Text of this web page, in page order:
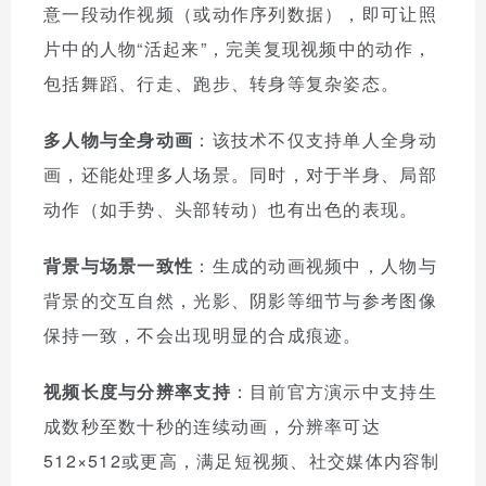
意一段动作视频（或动作序列数据），即可让照
片中的人物“活起来”，完美复现视频中的动作，
包括舞蹈、行走、跑步、转身等复杂姿态。
多人物与全身动画 ：该技术不仅支持单人全身动
画，还能处理多人场景。同时，对于半身、局部
动作（如手势、头部转动）也有出色的表现。
背景与场景一致性 ：生成的动画视频中，人物与
背景的交互自然，光影、阴影等细节与参考图像
保持一致，不会出现明显的合成痕迹。
视频长度与分辨率支持 ：目前官方演示中支持生
成数秒至数十秒的连续动画，分辨率可达
512×512或更高，满足短视频、社交媒体内容制